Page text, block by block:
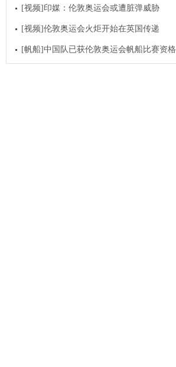
[视频]印媒：伦敦奥运会或遭脏弹威胁
[视频]伦敦奥运会火炬开始在英国传递
[帆船]中国队已获伦敦奥运会帆船比赛资格